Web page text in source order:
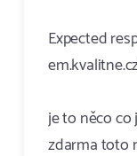
Expected
je to něco
zdarma toto